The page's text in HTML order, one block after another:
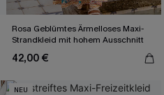
Rosa Geblümtes Ärmelloses Maxi-
Strandkleid mit hohem Ausschnitt
42,00 €
NEU